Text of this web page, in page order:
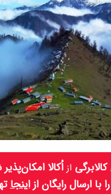
از اُکالا
را با ارسال رایگان ازاینجا